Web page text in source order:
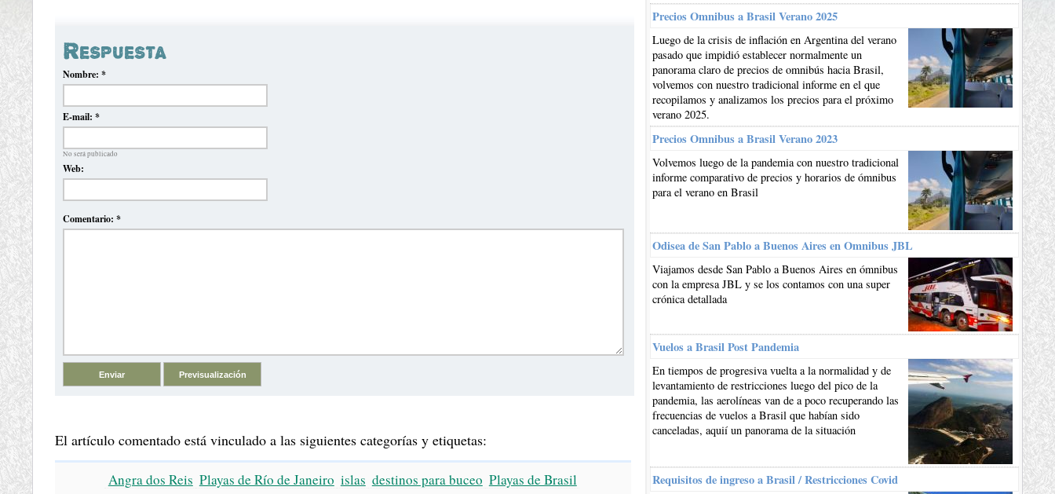
Respuesta
Nombre: *
E-mail: *
No será publicado
Web:
Comentario: *
El artículo comentado está vinculado a las siguientes categorías y etiquetas:
Angra dos Reis Playas de Río de Janeiro islas destinos para buceo Playas de Brasil
Precios Omnibus a Brasil Verano 2025
Luego de la crisis de inflación en Argentina del verano
pasado que impidió establecer normalmente un
panorama claro de precios de omnibús hacia Brasil,
volvemos con nuestro tradicional informe en el que
recopilamos y analizamos los precios para el próximo
verano 2025.
Precios Omnibus a Brasil Verano 2023
Volvemos luego de la pandemia con nuestro tradicional
informe comparativo de precios y horarios de ómnibus
para el verano en Brasil
Odisea de San Pablo a Buenos Aires en Omnibus JBL
Viajamos desde San Pablo a Buenos Aires en ómnibus
con la empresa JBL y se los contamos con una super
crónica detallada
Vuelos a Brasil Post Pandemia
En tiempos de progresiva vuelta a la normalidad y de
levantamiento de restricciones luego del pico de la
pandemia, las aerolíneas van de a poco recuperando las
frecuencias de vuelos a Brasil que habían sido
canceladas, aquií un panorama de la situación
Requisitos de ingreso a Brasil / Restricciones Covid